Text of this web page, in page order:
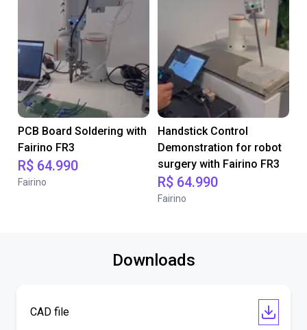
PCB Board Soldering with
Fairino FR3
R$ 64.990
Fairino
Handstick Control
Demonstration for robot
surgery with Fairino FR3
R$ 64.990
Fairino
Downloads
CAD file